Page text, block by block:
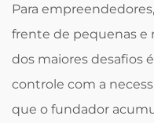
Para
frente de pequenas e
dos maiores desafios
controle com a
que o fundador